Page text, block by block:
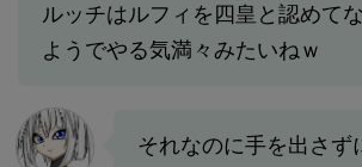
ルッチはルフィを四皇と認めて
ようでやる気満々みたいねｗ
それなのに手を出さず